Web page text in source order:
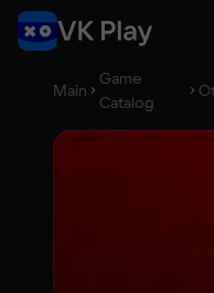
Main
Game
Catalog